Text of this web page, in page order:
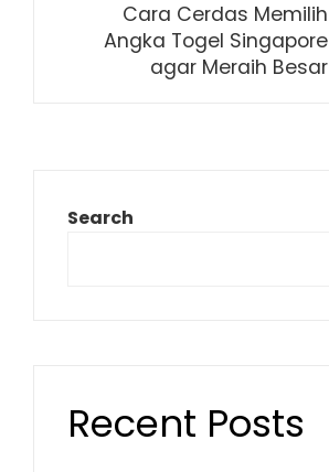
Cara Cerdas Memilih
Angka Togel Singapore
agar Meraih Besar
Search
Recent Posts